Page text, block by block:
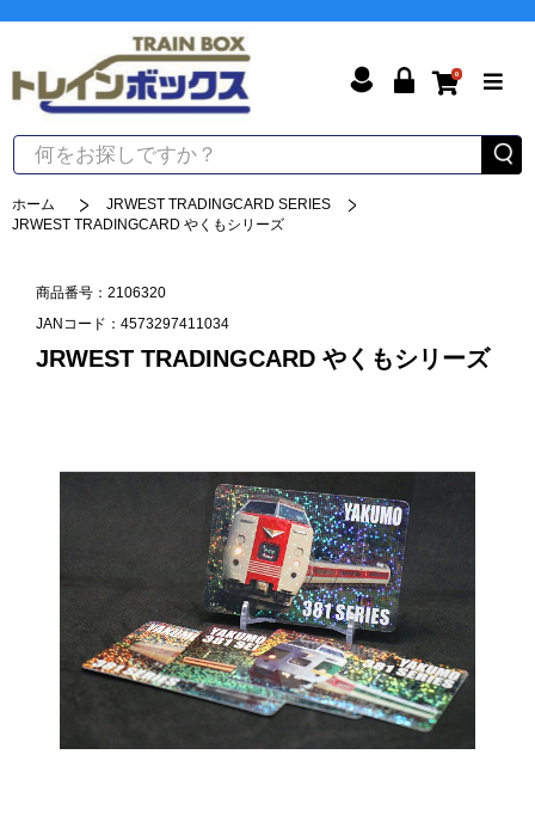
0
ホーム
JRWEST TRADINGCARD SERIES
JRWEST TRADINGCARD やくもシリーズ
商品番号：2106320
JANコード：4573297411034
JRWEST TRADINGCARD やくもシリーズ